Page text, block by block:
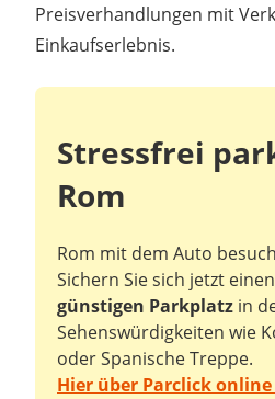
Preisverhandlungen mit
Einkaufserlebnis.
Stressfrei
Rom
Rom mit dem Auto
Sichern Sie sich jetzt einen
günstigen Parkplatz in
Sehenswürdigkeiten wie
oder Spanische Treppe.
Hier über Parclick